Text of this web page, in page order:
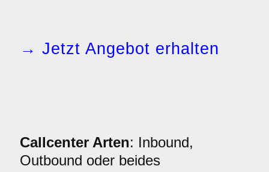
→ Jetzt Angebot erhalten
Callcenter Arten: Inbound,
Outbound oder beides